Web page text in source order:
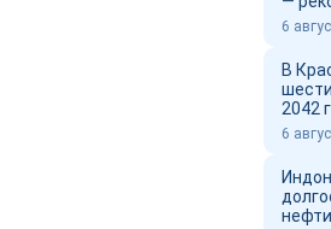
6
В
2042
6
нефти